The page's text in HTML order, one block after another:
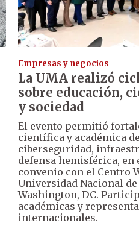
Empresas y negocios
La UMA realizó
sobre educación,
y sociedad
El evento permitió
científica y académica
ciberseguridad,
defensa hemisférica, en
convenio con el Centro
Universidad Nacional de
Washington, DC.
académicas y
internacionales.